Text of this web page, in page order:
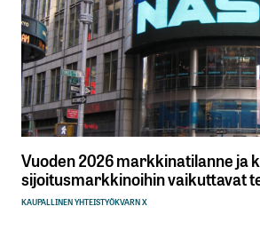
Vuoden 2026 markkinatilanne ja
sijoitusmarkkinoihin vaikuttavat
KAUPALLINEN YHTEISTYÖKVARN X